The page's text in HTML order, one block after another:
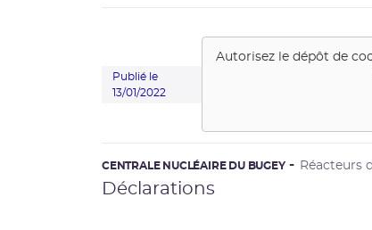
Publié le
13/01/2022
Autorisez le dépôt de
CENTRALE NUCLÉAIRE DU BUGEY Réacteurs
Déclarations